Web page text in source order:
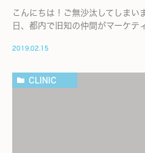
こんにちは！ご無沙汰してしま
日、都内で旧知の仲間がマーケテ
2019.02.15
CLINIC